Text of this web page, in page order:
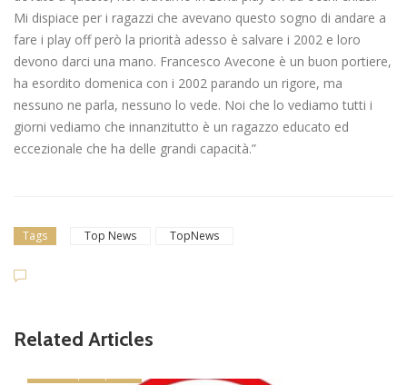
Mi dispiace per i ragazzi che avevano questo sogno di andare a
fare i play off però la priorità adesso è salvare i 2002 e loro
devono darci una mano. Francesco Avecone è un buon portiere,
ha esordito domenica con i 2002 parando un rigore, ma
nessuno ne parla, nessuno lo vede. Noi che lo vediamo tutti i
giorni vediamo che innanzitutto è un ragazzo educato ed
eccezionale che ha delle grandi capacità.”
Tags Top News TopNews
Related Articles